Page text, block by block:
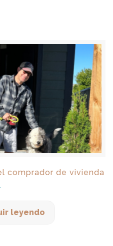
comprador de vivienda
leyendo